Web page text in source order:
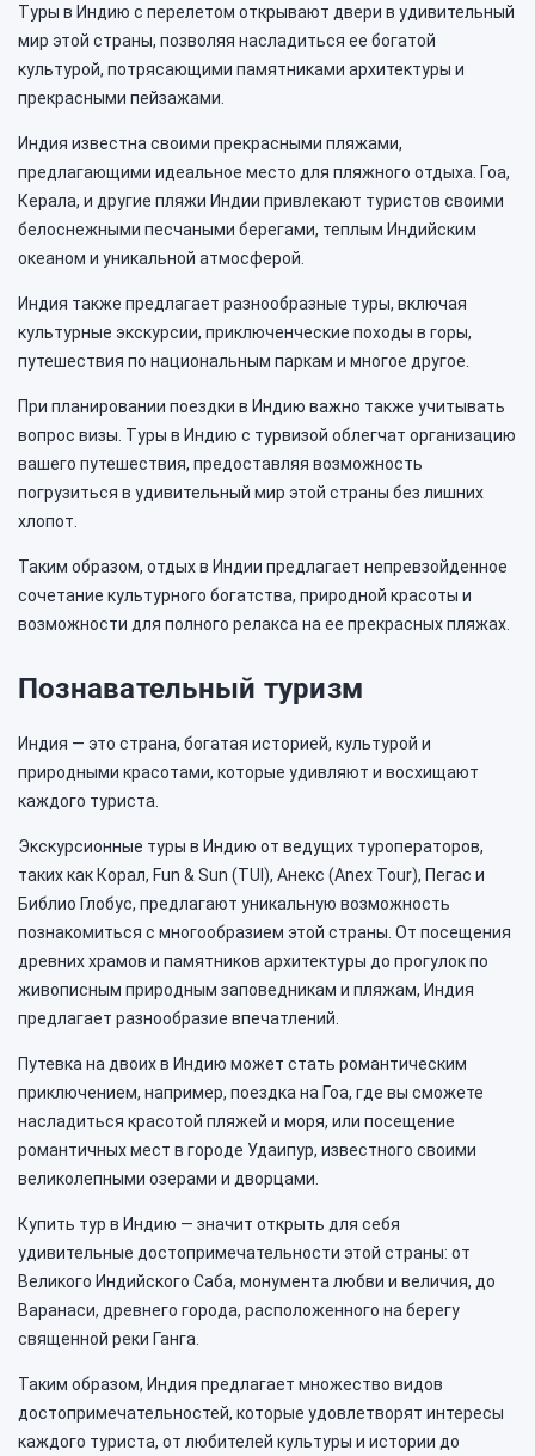
Туры в Индию с перелетом открывают двери в удивительный
мир этой страны, позволяя насладиться ее богатой
культурой, потрясающими памятниками архитектуры и
прекрасными пейзажами.
Индия известна своими прекрасными пляжами,
предлагающими идеальное место для пляжного отдыха. Гоа,
Керала, и другие пляжи Индии привлекают туристов своими
белоснежными песчаными берегами, теплым Индийским
океаном и уникальной атмосферой.
Индия также предлагает разнообразные туры, включая
культурные экскурсии, приключенческие походы в горы,
путешествия по национальным паркам и многое другое.
При планировании поездки в Индию важно также учитывать
вопрос визы. Туры в Индию с турвизой облегчат организацию
вашего путешествия, предоставляя возможность
погрузиться в удивительный мир этой страны без лишних
хлопот.
Таким образом, отдых в Индии предлагает непревзойденное
сочетание культурного богатства, природной красоты и
возможности для полного релакса на ее прекрасных пляжах.
Познавательный туризм
Индия — это страна, богатая историей, культурой и
природными красотами, которые удивляют и восхищают
каждого туриста.
Экскурсионные туры в Индию от ведущих туроператоров,
таких как Корал, Fun & Sun (TUI), Анекс (Anex Tour), Пегас и
Библио Глобус, предлагают уникальную возможность
познакомиться с многообразием этой страны. От посещения
древних храмов и памятников архитектуры до прогулок по
живописным природным заповедникам и пляжам, Индия
предлагает разнообразие впечатлений.
Путевка на двоих в Индию может стать романтическим
приключением, например, поездка на Гоа, где вы сможете
насладиться красотой пляжей и моря, или посещение
романтичных мест в городе Удаипур, известного своими
великолепными озерами и дворцами.
Купить тур в Индию — значит открыть для себя
удивительные достопримечательности этой страны: от
Великого Индийского Саба, монумента любви и величия, до
Варанаси, древнего города, расположенного на берегу
священной реки Ганга.
Таким образом, Индия предлагает множество видов
достопримечательностей, которые удовлетворят интересы
каждого туриста, от любителей культуры и истории до